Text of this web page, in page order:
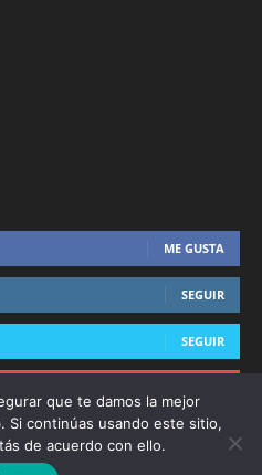
ME GUSTA
SEGUIR
SEGUIR
que te damos la mejor
Si continúas usando este sitio,
de acuerdo con ello.